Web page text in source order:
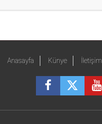
Anasayfa Künye İletişim